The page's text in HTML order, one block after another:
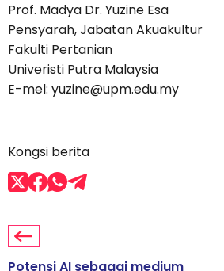
Prof. Madya Dr. Yuzine Esa
Pensyarah, Jabatan Akuakultur
Fakulti Pertanian
Univeristi Putra Malaysia
E-mel: yuzine@upm.edu.my
Kongsi berita
Potensi AI sebagai medium